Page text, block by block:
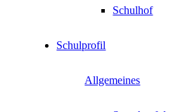
Schulhof
Schulprofil
Allgemeines